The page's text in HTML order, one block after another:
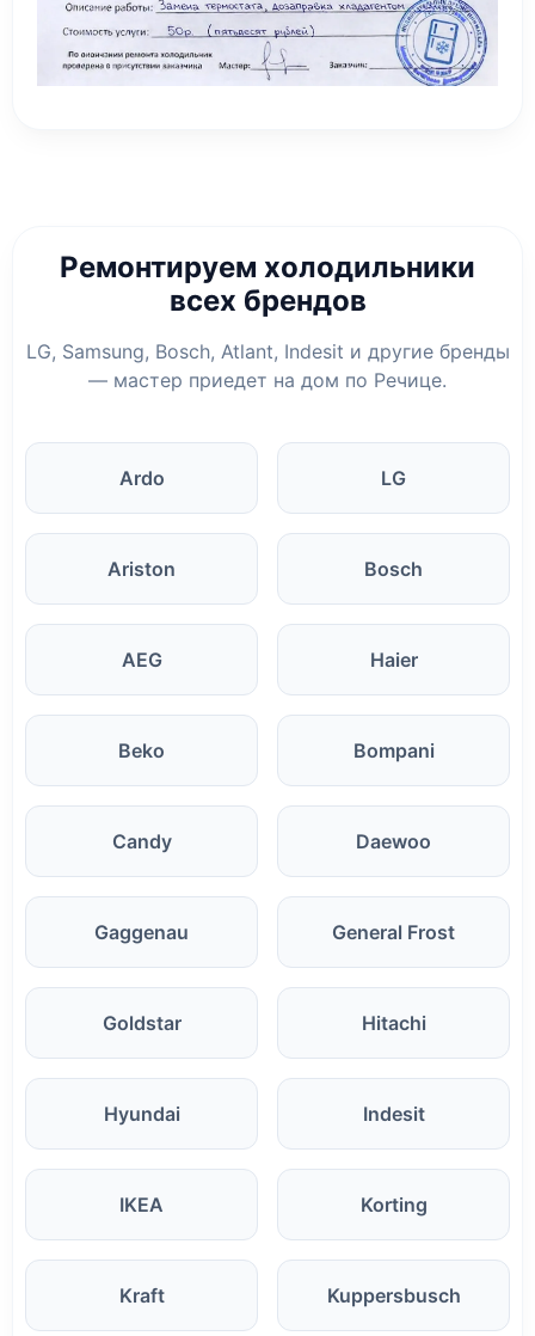
Ремонтируем холодильники
всех брендов
LG, Samsung, Bosch, Atlant, Indesit и другие бренды
— мастер приедет на дом по Речице.
Ardo LG
Ariston Bosch
AEG Haier
Beko Bompani
Candy Daewoo
Gaggenau General Frost
Goldstar Hitachi
Hyundai Indesit
IKEA Korting
Kraft Kuppersbusch